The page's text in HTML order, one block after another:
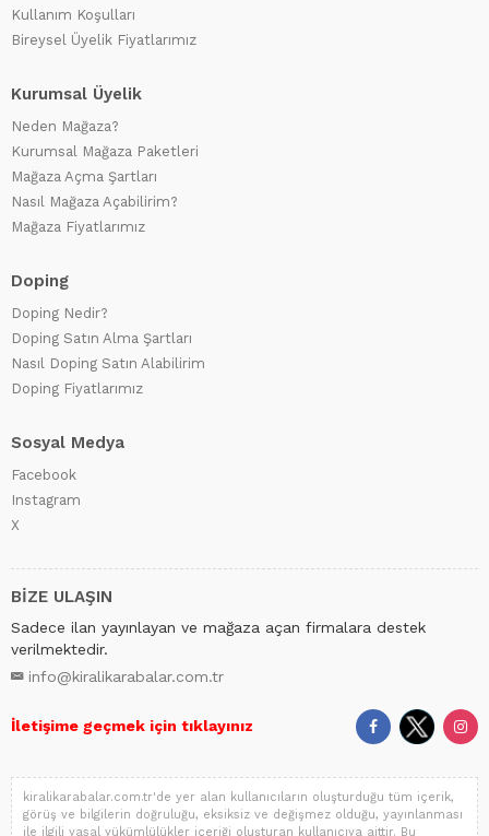
Kullanım Koşulları
Bireysel Üyelik Fiyatlarımız
Kurumsal Üyelik
Neden Mağaza?
Kurumsal Mağaza Paketleri
Mağaza Açma Şartları
Nasıl Mağaza Açabilirim?
Mağaza Fiyatlarımız
Doping
Doping Nedir?
Doping Satın Alma Şartları
Nasıl Doping Satın Alabilirim
Doping Fiyatlarımız
Sosyal Medya
Facebook
Instagram
X
BİZE ULAŞIN
Sadece ilan yayınlayan ve mağaza açan firmalara destek
verilmektedir.
info@kiralikarabalar.com.tr
İletişime geçmek için tıklayınız
kiralikarabalar.com.tr'de yer alan kullanıcıların oluşturduğu tüm içerik,
görüş ve bilgilerin doğruluğu, eksiksiz ve değişmez olduğu, yayınlanması
ile ilgili yasal yükümlülükler içeriği oluşturan kullanıcıya aittir. Bu